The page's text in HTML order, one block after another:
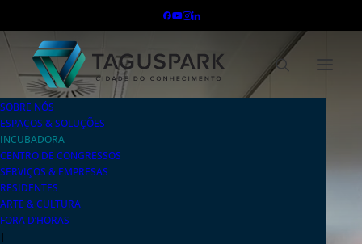
SOBRE NÓS
ESPAÇOS & SOLUÇÕES
INCUBADORA
CENTRO DE CONGRESSOS
SERVIÇOS & EMPRESAS
RESIDENTES
ARTE & CULTURA
FORA D’HORAS
|